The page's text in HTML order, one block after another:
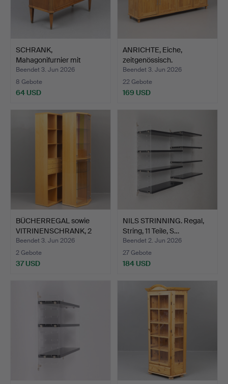
SCHRANK,
Mahagonifurnier mit
Intarsien, Bo…
Beendet 3. Jun 2026
8 Gebote
64 USD
ANRICHTE, Eiche,
zeitgenössisch.
Beendet 3. Jun 2026
22 Gebote
169 USD
BÜCHERREGAL sowie
VITRINENSCHRANK, 2
Teile…
Beendet 3. Jun 2026
2 Gebote
37 USD
NILS STRINNING. Regal,
String, 11 Teile, S…
Beendet 2. Jun 2026
27 Gebote
184 USD